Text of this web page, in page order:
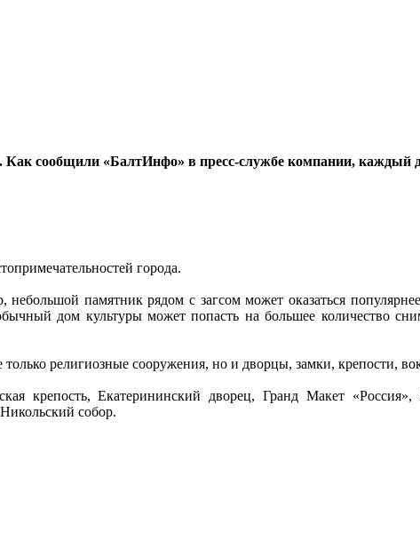
сообщили «БалтИнфо» в пресс-службе компании, каждый
города.
памятник рядом с загсом может оказаться
дом культуры может попасть на большее количество
религиозные сооружения, но и дворцы, замки, крепости,
крепость, Екатерининский дворец, Гранд Макет
собор.